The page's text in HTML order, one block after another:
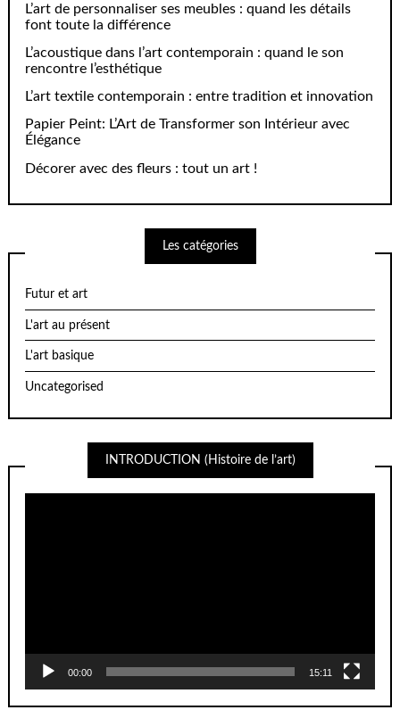
L’art de personnaliser ses meubles : quand les détails
font toute la différence
L’acoustique dans l’art contemporain : quand le son
rencontre l’esthétique
L’art textile contemporain : entre tradition et innovation
Papier Peint: L’Art de Transformer son Intérieur avec
Élégance
Décorer avec des fleurs : tout un art !
Les catégories
Futur et art
L'art au présent
L'art basique
Uncategorised
INTRODUCTION (Histoire de l’art)
00:00 15:11